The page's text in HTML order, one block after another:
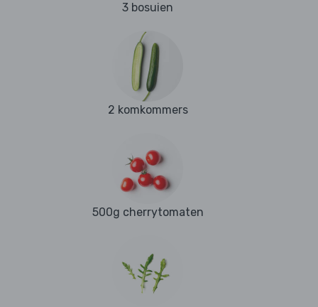
3 bosuien
2 komkommers
500g cherrytomaten